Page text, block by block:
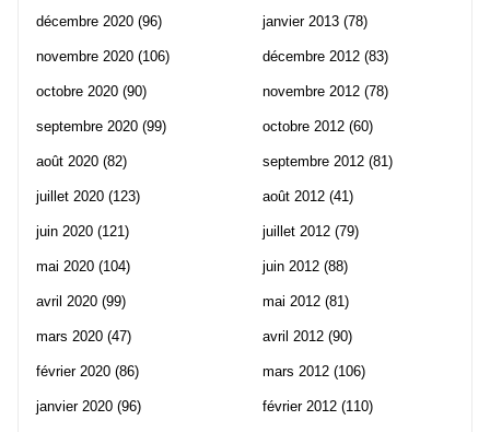
décembre 2020 (96)
novembre 2020 (106)
octobre 2020 (90)
septembre 2020 (99)
août 2020 (82)
juillet 2020 (123)
juin 2020 (121)
mai 2020 (104)
avril 2020 (99)
mars 2020 (47)
février 2020 (86)
janvier 2020 (96)
janvier 2013 (78)
décembre 2012 (83)
novembre 2012 (78)
octobre 2012 (60)
septembre 2012 (81)
août 2012 (41)
juillet 2012 (79)
juin 2012 (88)
mai 2012 (81)
avril 2012 (90)
mars 2012 (106)
février 2012 (110)